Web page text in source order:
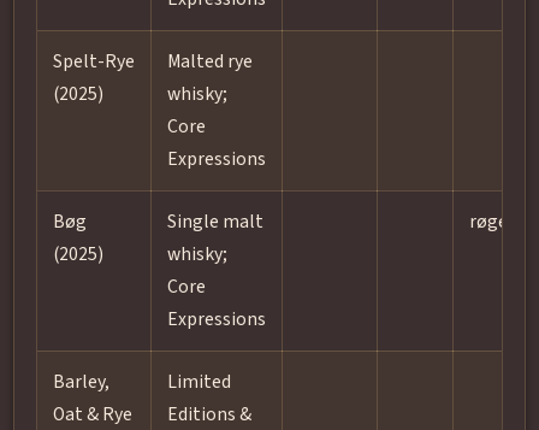
Spelt-Rye
(2025)
Malted rye
whisky;
Core
Expressions
Bøg
(2025)
Single malt
whisky;
Core
Expressions
røget/
Barley,
Oat & Rye
Limited
Editions &